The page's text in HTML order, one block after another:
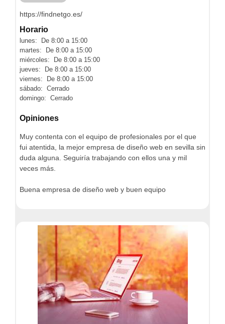
https://findnetgo.es/
Horario
lunes: De 8:00 a 15:00
martes: De 8:00 a 15:00
miércoles: De 8:00 a 15:00
jueves: De 8:00 a 15:00
viernes: De 8:00 a 15:00
sábado: Cerrado
domingo: Cerrado
Opiniones
Muy contenta con el equipo de profesionales por el que
fui atentida, la mejor empresa de diseño web en sevilla sin
duda alguna. Seguiría trabajando con ellos una y mil
veces más.
Buena empresa de diseño web y buen equipo